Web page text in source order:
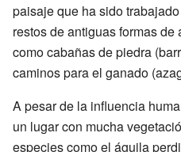
paisaje que ha sido
restos de antiguas formas
como cabañas de piedra
caminos para el ganado
A pesar de la influencia
un lugar con mucha
especies como el águila